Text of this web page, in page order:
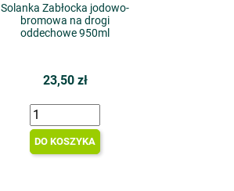
Solanka Zabłocka jodowo-
bromowa na drogi
oddechowe 950ml
23,50 zł
DO KOSZYKA